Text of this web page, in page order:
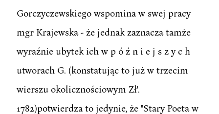
Gorczyczewskiego wspomina w swej pracy
mgr Krajewska - że jednak zaznacza tamże
wyraźnie ubytek ich w p ó ź n i e j s z y c h
utworach G. (konstatując to już w trzecim
wierszu okolicznościowym Zł'.
1782)potwierdza to jedynie, że "Stary Poeta w